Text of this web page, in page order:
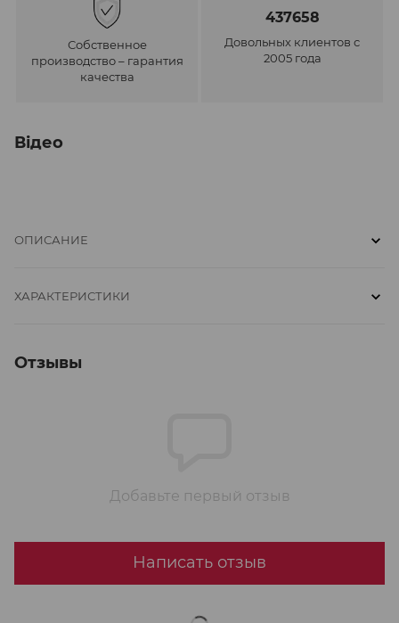
Собственное
производство – гарантия
качества
437658
Довольных клиентов с
2005 года
Відео
ОПИСАНИЕ
ХАРАКТЕРИСТИКИ
Отзывы
Добавьте первый отзыв
Написать отзыв